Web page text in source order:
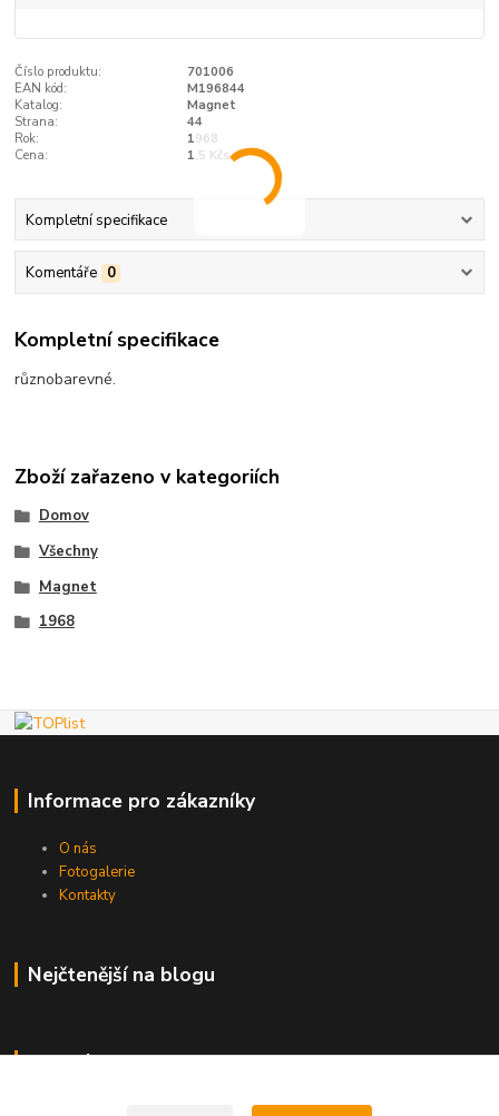
Číslo produktu:
701006
EAN kód:
M196844
Katalog:
Magnet
Strana:
44
Rok:
1968
Cena:
1,5 Kčs
Kompletní specifikace
Komentáře 0
Kompletní specifikace
různobarevné.
Zboží zařazeno v kategoriích
Domov
Všechny
Magnet
1968
Informace pro zákazníky
O nás
Fotogalerie
Kontakty
Nejčtenější na blogu
Kde nás najdete